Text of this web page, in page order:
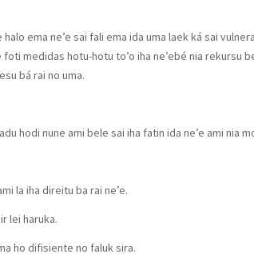
ema ne’e sai fali ema ida uma laek ká sai
medidas hotu-hotu to’o iha ne’ebé nia rekursu
bá rai no uma.
hodi nune ami bele sai iha fatin ida ne’e ami nia
la iha direitu ba rai ne’e.
lei haruka.
ho difisiente no faluk sira.